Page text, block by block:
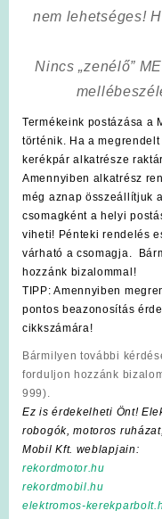
nem lehetséges!
Nincs „zenélő”
Termékeink postázása a
történik. Ha a
kerékpár alkatrésze
Amennyiben alkatrész
még aznap összeállítjuk
csomagként a helyi
viheti! Pénteki rendelés
várható a csomagja.
hozzánk bizalommal!
TIPP: Amennyiben
pontos beazonosítás
cikkszámára!
Bármilyen további
forduljon hozzánk
999).
Ez is érdekelheti Önt!
robogók, motoros
Mobil Kft. weblapjain:
rekordmotor.hu
rekordmobil.hu
elektromos-